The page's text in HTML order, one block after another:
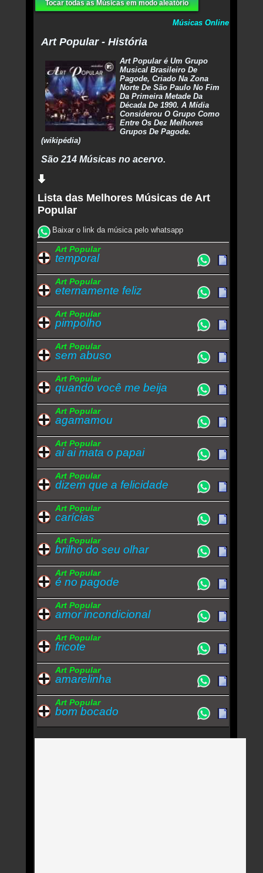
Tocar todas as Músicas em modo aleatório
Músicas Online
Art Popular - História
Art Popular é Um Grupo
Musical Brasileiro De
Pagode, Criado Na Zona
Norte De São Paulo No Fim
Da Primeira Metade Da
Década De 1990. A Mídia
Considerou O Grupo Como
Entre Os Dez Melhores
Grupos De Pagode.
(wikipédia)
São 214 Músicas no acervo.
Lista das Melhores Músicas de Art
Popular
Baixar o link da música pelo whatsapp
Art Popular
temporal
Art Popular
eternamente feliz
Art Popular
pimpolho
Art Popular
sem abuso
Art Popular
quando você me beija
Art Popular
agamamou
Art Popular
ai ai mata o papai
Art Popular
dizem que a felicidade
Art Popular
carícias
Art Popular
brilho do seu olhar
Art Popular
é no pagode
Art Popular
amor incondicional
Art Popular
fricote
Art Popular
amarelinha
Art Popular
bom bocado